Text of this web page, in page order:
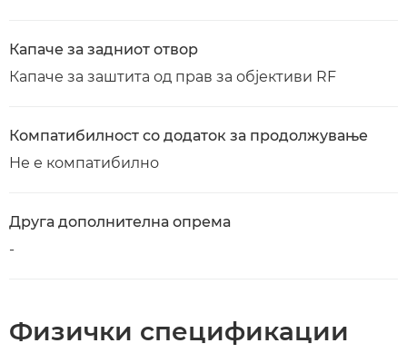
Капаче за задниот отвор
Капаче за заштита од прав за објективи RF
Компатибилност со додаток за продолжување
Не е компатибилно
Друга дополнителна опрема
-
Физички спецификации